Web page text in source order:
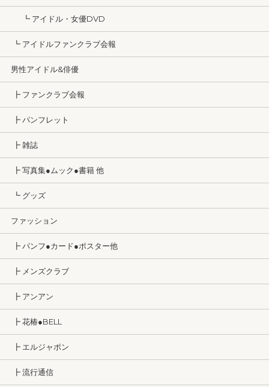
┗ アイドル・女優DVD
┗ アイドルファンクラブ会報
男性アイドル&俳優
┣ ファンクラブ会報
┣ パンフレット
┣ 雑誌
┣ 写真集●ムック●書籍 他
┗ グッズ
ファッション
┣ パンフ●カード●ポスター他
┣ メンズクラブ
┣ アンアン
┣ 花椿●BELL
┣ エルジャポン
┣ 流行通信